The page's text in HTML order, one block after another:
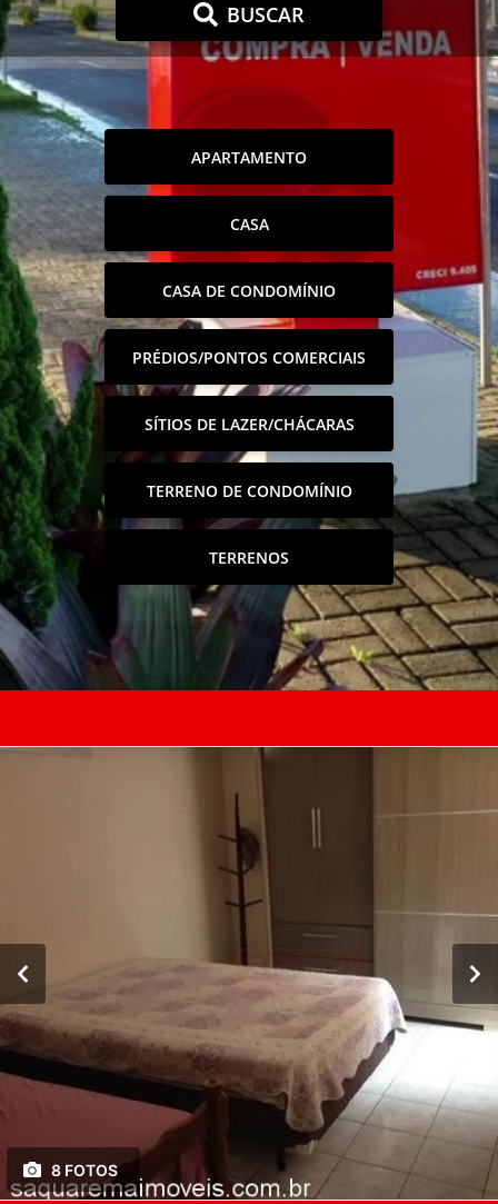
BUSCAR
APARTAMENTO
CASA
CASA DE CONDOMÍNIO
PRÉDIOS/PONTOS COMERCIAIS
SÍTIOS DE LAZER/CHÁCARAS
TERRENO DE CONDOMÍNIO
TERRENOS
8 FOTOS